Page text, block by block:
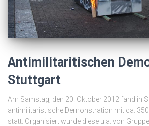
Antimilitaritischen
Stuttgart
Am Samstag, den 20. Oktober 2012 fand in
antimilitaristische Demonstration mit ca. 350
statt. Organisiert wurde diese u.a. von